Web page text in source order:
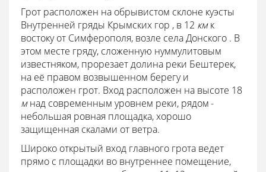
Грот расположен на обрывистом склоне куэсты
Внутренней гряды Крымских гор , в 12 кмк
востоку от Симферополя, возле села Донского . В
этом месте гряду, сложенную нуммулитовым
известняком, прорезает долина реки Бештерек,
на её правом возвышенном берегу и
расположен грот. Вход расположен на высоте 18
мнад современным уровнем реки, рядом -
небольшая ровная площадка, хорошо
защищенная скалами от ветра.
Широко открытый вход главного грота ведет
прямо с площадки во внутреннее помещение,